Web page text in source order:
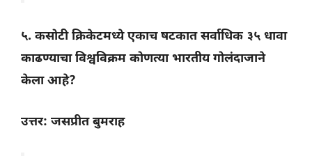
५. कसोटी क्रिकेटमध्ये एकाच षटकात सर्वाधिक ३५ धावा
काढण्याचा विश्वविक्रम कोणत्या भारतीय गोलंदाजाने
केला आहे?
उत्तर: जसप्रीत बुमराह